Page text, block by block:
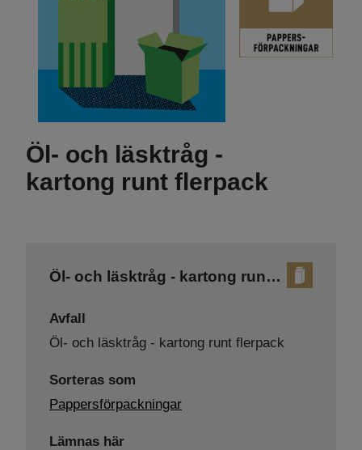
Öl- och läsktråg -
kartong runt flerpack
Öl- och läsktråg - kartong runt flerpack
Avfall
Öl- och läsktråg - kartong runt flerpack
Sorteras som
Pappersförpackningar
Lämnas här